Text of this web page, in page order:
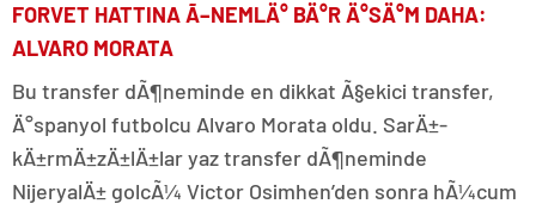
FORVET HATTINA Ã–NEMLÄ° BÄ°R Ä°SÄ°M DAHA:
ALVARO MORATA
Bu transfer dÃ¶neminde en dikkat Ã§ekici transfer,
Ä°spanyol futbolcu Alvaro Morata oldu. SarÄ±-
kÄ±rmÄ±zÄ±lÄ±lar yaz transfer dÃ¶neminde
NijeryalÄ± golcÃ¼ Victor Osimhen’den sonra hÃ¼cum